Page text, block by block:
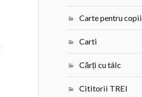
Carte pentru copii
Carti
Cărți cu tâlc
Cititorii TREI